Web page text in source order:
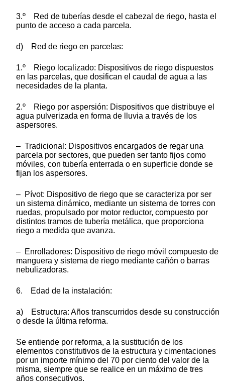
3.º Red de tuberías desde el cabezal de riego, hasta el
punto de acceso a cada parcela.
d) Red de riego en parcelas:
1.º Riego localizado: Dispositivos de riego dispuestos
en las parcelas, que dosifican el caudal de agua a las
necesidades de la planta.
2.º Riego por aspersión: Dispositivos que distribuye el
agua pulverizada en forma de lluvia a través de los
aspersores.
– Tradicional: Dispositivos encargados de regar una
parcela por sectores, que pueden ser tanto fijos como
móviles, con tubería enterrada o en superficie donde se
fijan los aspersores.
– Pívot: Dispositivo de riego que se caracteriza por ser
un sistema dinámico, mediante un sistema de torres con
ruedas, propulsado por motor reductor, compuesto por
distintos tramos de tubería metálica, que proporciona
riego a medida que avanza.
– Enrolladores: Dispositivo de riego móvil compuesto de
manguera y sistema de riego mediante cañón o barras
nebulizadoras.
6. Edad de la instalación:
a) Estructura: Años transcurridos desde su construcción
o desde la última reforma.
Se entiende por reforma, a la sustitución de los
elementos constitutivos de la estructura y cimentaciones
por un importe mínimo del 70 por ciento del valor de la
misma, siempre que se realice en un máximo de tres
años consecutivos.